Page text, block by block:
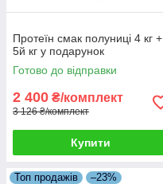
Протеїн смак полуниці 4 кг +
5й кг у подарунок
Готово до відправки
2 400 ₴/комплект
3 126 ₴/комплект
Купити
Топ продажів –23%